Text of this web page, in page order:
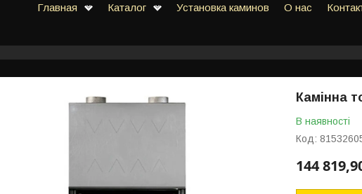
Главная Каталог Установка каминов О нас
Камінна
В наявності
Код:
144